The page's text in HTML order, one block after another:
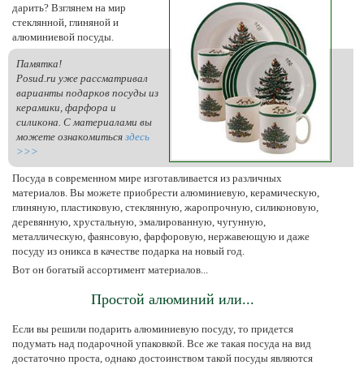
дарить? Взглянем на мир
стеклянной, глиняной и
алюминиевой посуды.
Памятка!
Posud.ru уже рассматривал
варианты подарков посуды из
керамики, фарфора и
силикона. С материалами вы
можете ознакомиться здесь
>>>
Посуда в современном мире изготавливается из различных
материалов. Вы можете приобрести алюминиевую, керамическую,
глиняную, пластиковую, стеклянную, жаропрочную, силиконовую,
деревянную, хрустальную, эмалированную, чугунную,
металлическую, фаянсовую, фарфоровую, нержавеющую и даже
посуду из оникса в качестве подарка на новый год.
Вот он богатый ассортимент материалов...
Простой алюминий или...
Если вы решили подарить алюминиевую посуду, то придется
подумать над подарочной упаковкой. Все же такая посуда на вид
достаточно проста, однако достоинством такой посуды являются